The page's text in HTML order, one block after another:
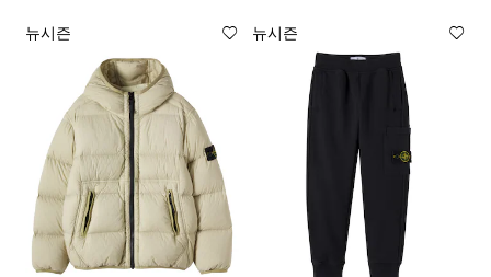
뉴시즌 뉴시즌